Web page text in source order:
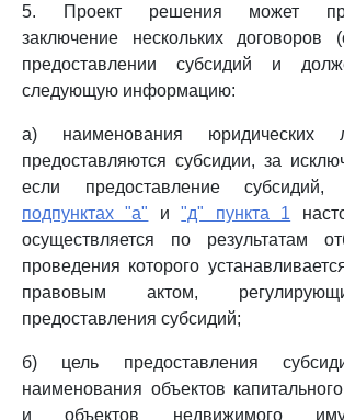
5. Проект решения может
заключение нескольких договоров
предоставлении субсидий и
следующую информацию:
а) наименования юридических
предоставляются субсидии, за
если предоставление
подпунктах "а" и"д" пункта 1
осуществляется по результатам
проведения которого
правовым актом,
предоставления субсидий;
б) цель предоставления
наименования объектов
и объектов недвижимого